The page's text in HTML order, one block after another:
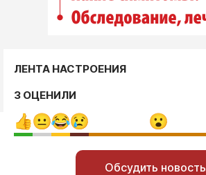
ЛЕНТА НАСТРОЕНИЯ
3 ОЦЕНИЛИ
Обсудить новость